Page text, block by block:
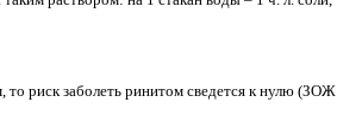
риск заболеть ринитом сведется к нулю (ЗОЖ